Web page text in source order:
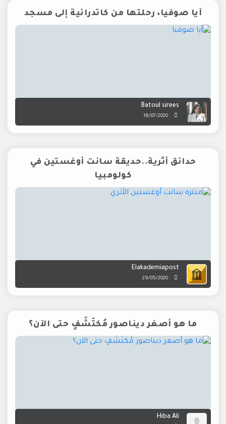
آيا صوفيا، رحلتها من كاتدرائية إلى مسجد
Batoul sirees
18/07/2020
حدائق أثرية..حديقة سانت أوغستين في
كولومبيا
Elakademiapost
29/05/2020
ما هو أصغر ديناصور مُكتَشَفٍ حتى الآن؟
Hiba Ali